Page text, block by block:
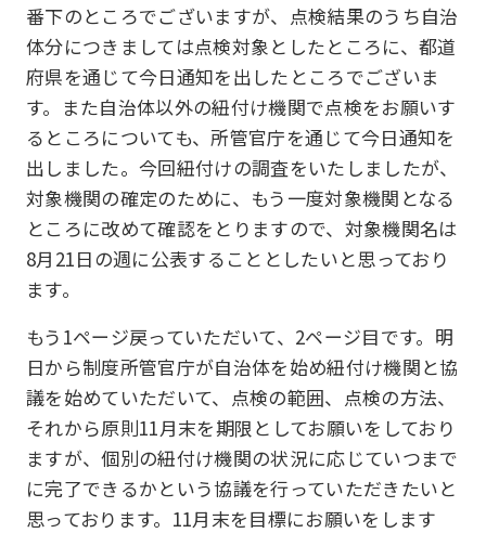
番下のところでございますが、点検結果のうち自治
体分につきましては点検対象としたところに、都道
府県を通じて今日通知を出したところでございま
す。また自治体以外の紐付け機関で点検をお願いす
るところについても、所管官庁を通じて今日通知を
出しました。今回紐付けの調査をいたしましたが、
対象機関の確定のために、もう一度対象機関となる
ところに改めて確認をとりますので、対象機関名は
8月21日の週に公表することとしたいと思っており
ます。
もう1ページ戻っていただいて、2ページ目です。明
日から制度所管官庁が自治体を始め紐付け機関と協
議を始めていただいて、点検の範囲、点検の方法、
それから原則11月末を期限としてお願いをしており
ますが、個別の紐付け機関の状況に応じていつまで
に完了できるかという協議を行っていただきたいと
思っております。11月末を目標にお願いをします